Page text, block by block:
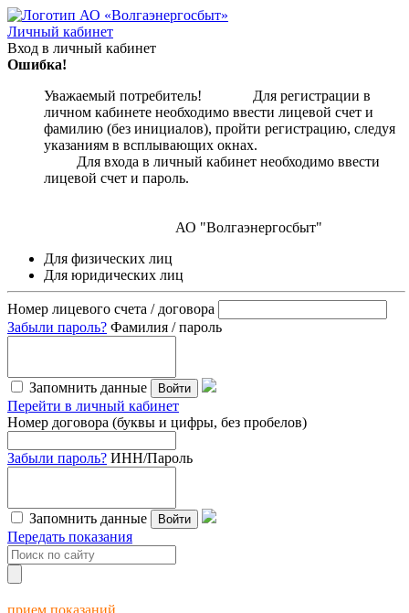
Личный кабинет
Вход в личный кабинет
Ошибка!
Уважаемый потребитель! Для регистрации в
личном кабинете необходимо ввести лицевой счет и
фамилию (без инициалов), пройти регистрацию, следуя
указаниям в всплывающих окнах.
Для входа в личный кабинет необходимо ввести
лицевой счет и пароль.
АО "Волгаэнергосбыт"
Для физических лиц
Для юридических лиц
Номер лицевого счета / договора
Забыли пароль? Фамилия / пароль
Запомнить данные Войти
Перейти в личный кабинет
Номер договора (буквы и цифры, без пробелов)
Забыли пароль? ИНН/Пароль
Запомнить данные Войти
Передать показания
прием показаний